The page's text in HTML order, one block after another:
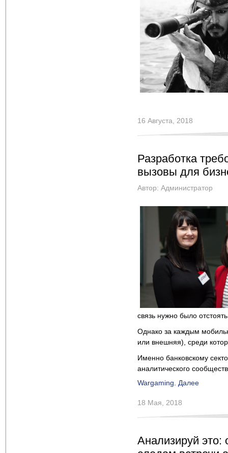
16 Августа, 2018
Разработка
вызовы для
Автор: Администратор
связь нужно было
Однако за каждым
или внешняя), среди
Именно банковскому
аналитического
Wargaming
Далее
18 Мая, 2018
Анализируй